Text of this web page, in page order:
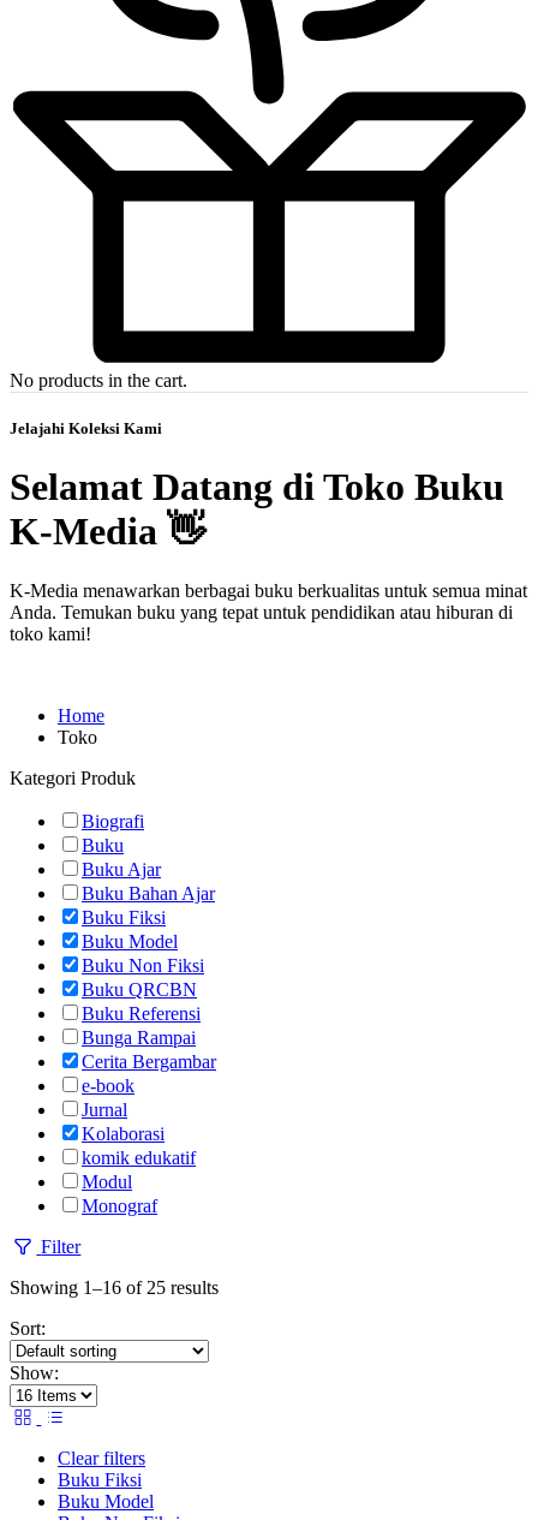
No products in the cart.
Jelajahi Koleksi Kami
Selamat Datang di Toko Buku
K-Media 👋
K-Media menawarkan berbagai buku berkualitas untuk semua minat
Anda. Temukan buku yang tepat untuk pendidikan atau hiburan di
toko kami!
Home
Toko
Kategori Produk
Biografi
Buku
Buku Ajar
Buku Bahan Ajar
Buku Fiksi
Buku Model
Buku Non Fiksi
Buku QRCBN
Buku Referensi
Bunga Rampai
Cerita Bergambar
e-book
Jurnal
Kolaborasi
komik edukatif
Modul
Monograf
Filter
Showing 1–16 of 25 results
Sort:
Show:
Clear filters
Buku Fiksi
Buku Model